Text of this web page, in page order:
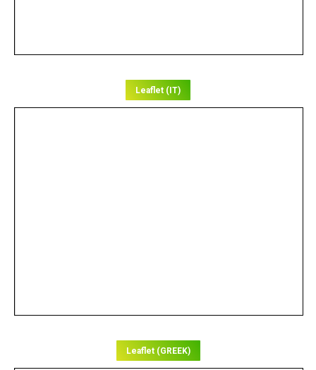
Leaflet (IT)
Leaflet (GREEK)